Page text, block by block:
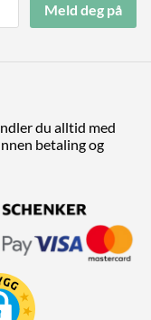
Meld deg på
du alltid med
betaling og